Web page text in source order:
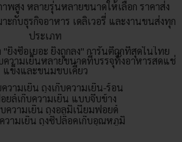
พสูง หลายรุ่นหลายขนาดให้เลือก ราคาส่ง
ะกับธุรกิจอาหาร เดลิเวอรี่ และงานขนส่งทุก
ประเภท